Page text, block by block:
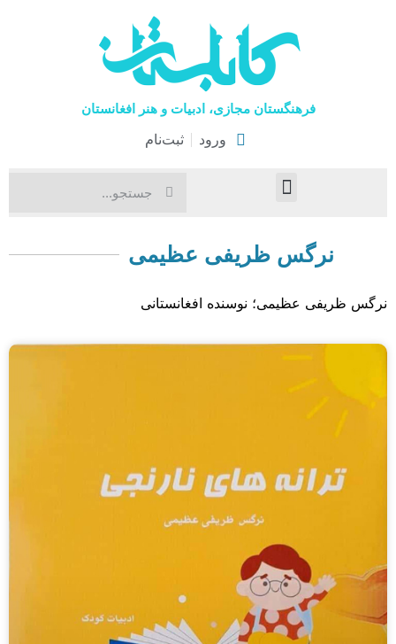
فرهنگستان مجازی، ادبیات و هنر افغانستان
ورود ثبت‌نام
نرگس ظریفی عظیمی
نرگس ظریفی عظیمی؛ نوسنده افغانستانی